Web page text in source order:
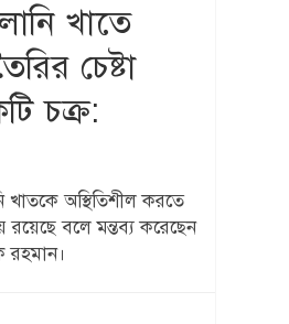
খাতে
চেষ্টা
চক্র:
খাতকে অস্থিতিশীল করতে
রয়েছে বলে মন্তব্য করেছেন
রহমান।